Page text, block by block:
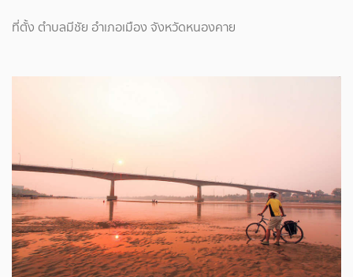
ที่ตั้ง ตำบลมีชัย อำเภอเมือง จังหวัดหนองคาย